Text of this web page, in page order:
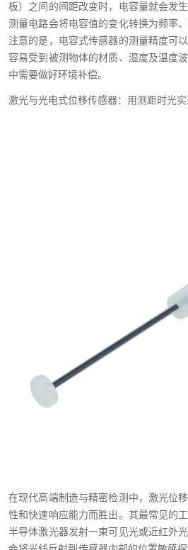
板）之间的间距改变时，电容量就会发
测量电路会将电容值的变化转换为频率
注意的是，电容式传感器的测量精度可
容易受到被测物体的材质、湿度及温度
中需要做好环境补偿。
激光与光电式位移传感器：用测距时光
在现代高端制造与精密检测中，激光位
性和快速响应能力而胜出。其最常见的
半导体激光器发射一束可见光或近红外